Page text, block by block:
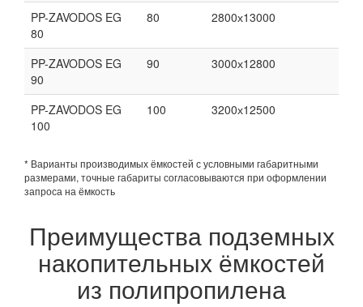
PP-ZAVODOS EG
80
80 2800х13000
PP-ZAVODOS EG
90
90 3000х12800
PP-ZAVODOS EG
100
100 3200х12500
* Варианты производимых ёмкостей с условными габаритными
размерами, точные габариты согласовываются при оформлении
запроса на ёмкость
Преимущества подземных
накопительных ёмкостей
из полипропилена